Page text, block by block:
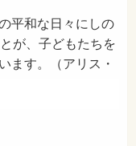
平和な日々にしの
が、子どもたちを
ます。（アリス・